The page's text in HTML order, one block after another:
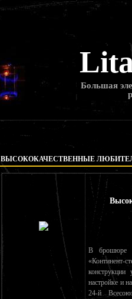
Большая
ВЫСОКОКАЧЕСТВЕННЫЕ
В брошюре
настройке и
24-й